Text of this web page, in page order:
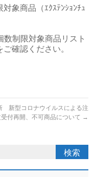
象商品（ｴｸｽﾃﾝｼｮﾝﾁｭ
数制限対象商品リスト
確認ください。
新型コロナウイルスによる注
付再開、不可商品について →